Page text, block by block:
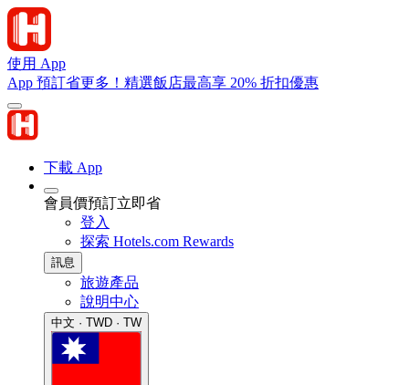
使用 App
App 預訂省更多！精選飯店最高享 20% 折扣優惠
下載 App
會員價預訂立即省
登入
探索 Hotels.com Rewards
訊息
旅遊產品
說明中心
中文 · TWD · TW